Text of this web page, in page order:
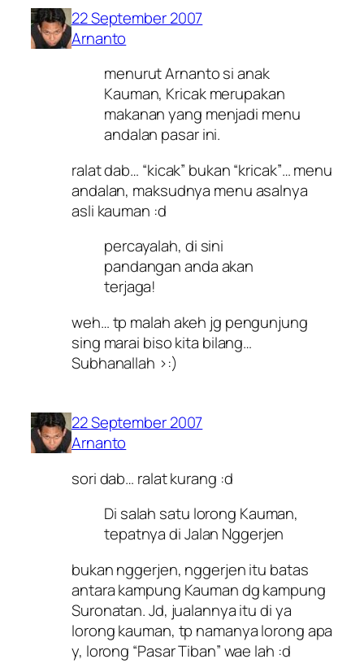
22 September 2007
Arnanto
menurut Arnanto si anak
Kauman, Kricak merupakan
makanan yang menjadi menu
andalan pasar ini.
ralat dab… “kicak” bukan “kricak”… menu
andalan, maksudnya menu asalnya
asli kauman :d
percayalah, di sini
pandangan anda akan
terjaga!
weh… tp malah akeh jg pengunjung
sing marai biso kita bilang…
Subhanallah >:)
22 September 2007
Arnanto
sori dab… ralat kurang :d
Di salah satu lorong Kauman,
tepatnya di Jalan Nggerjen
bukan nggerjen, nggerjen itu batas
antara kampung Kauman dg kampung
Suronatan. Jd, jualannya itu di ya
lorong kauman, tp namanya lorong apa
y, lorong “Pasar Tiban” wae lah :d